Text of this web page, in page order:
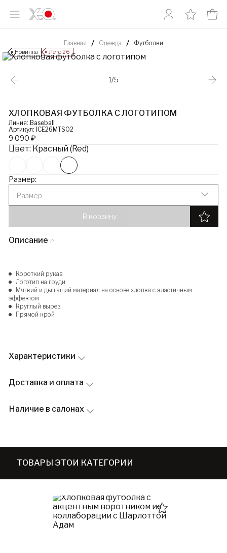
Главная Одежда Футболки
Новинка Лето’26
1/5
ХЛОПКОВАЯ ФУТБОЛКА С ЛОГОТИПОМ
Линия: Baseball
Артикул: ICE26MTS02
9 090 ₽
Цвет: Красный (Red)
Размер:
Размер
В корзину
Описание
Короткий рукав
Логотип на груди
Мягкий и дышащий материал на основе хлопка с эластичным
эффектом
Круглый вырез
Прямой крой
Характеристики
Доставка и оплата
Наличие в салонах
ТОВАРЫ ЭТОЙ КАТЕГОРИИ